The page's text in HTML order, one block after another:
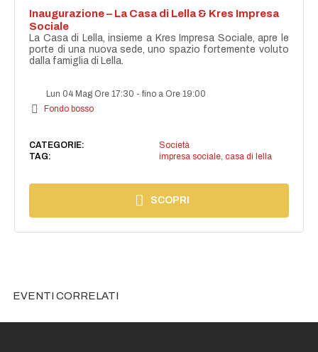
Inaugurazione – La Casa di Lella & Kres Impresa
Sociale
La Casa di Lella, insieme a Kres Impresa Sociale, apre le
porte di una nuova sede, uno spazio fortemente voluto
dalla famiglia di Lella.
Lun 04 Mag Ore 17:30 -fino a Ore 19:00
Fondo bosso
CATEGORIE:
Società
TAG:
impresa sociale, casa di lella
SCOPRI
EVENTI CORRELATI